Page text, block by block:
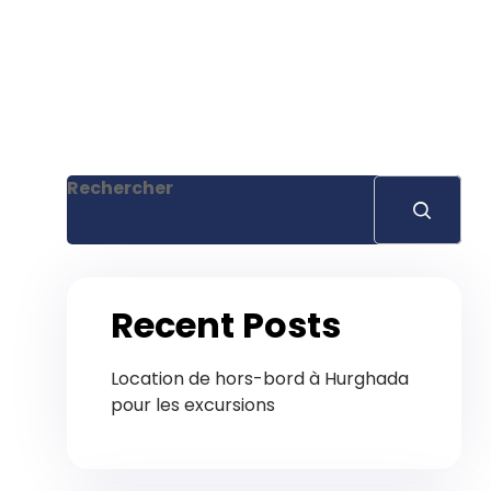
Rechercher
Recent Posts
Location de hors-bord à Hurghada
pour les excursions